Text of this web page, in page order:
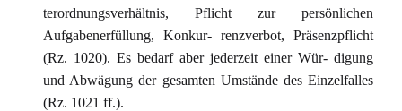
terordnungsverhältnis, Pflicht zur persönlichen
Aufgabenerfüllung, Konkur- renzverbot, Präsenzpflicht
(Rz. 1020). Es bedarf aber jederzeit einer Wür- digung
und Abwägung der gesamten Umstände des Einzelfalles
(Rz. 1021 ff.).